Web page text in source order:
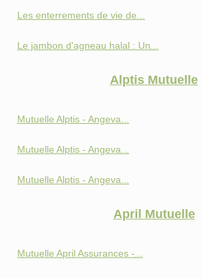
Les enterrements de vie de...
Le jambon d'agneau halal : Un...
Alptis Mutuelle
Mutuelle Alptis - Angeva...
Mutuelle Alptis - Angeva...
Mutuelle Alptis - Angeva...
April Mutuelle
Mutuelle April Assurances -...